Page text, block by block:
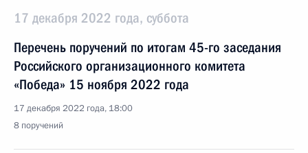
17 декабря 2022 года, суббота
Перечень поручений по итогам 45-го заседания
Российского организационного комитета
«Победа» 15 ноября 2022 года
17 декабря 2022 года, 18:00
8 поручений